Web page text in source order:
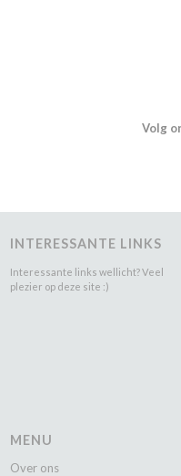
Volg
INTERESSANTE LINKS
Interessante links wellicht? Veel
plezier op deze site :)
MENU
Over ons